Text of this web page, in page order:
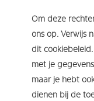
Om deze
ons op. Verwijs
dit
met je
maar je hebt
dienen bij de